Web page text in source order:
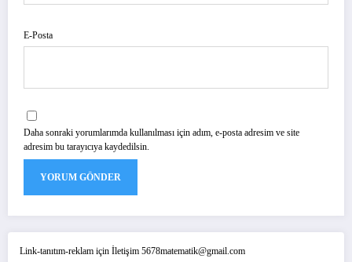
E-Posta
Daha sonraki yorumlarımda kullanılması için adım, e-posta adresim ve site
adresim bu tarayıcıya kaydedilsin.
Link-tanıtım-reklam için İletişim 5678matematik@gmail.com